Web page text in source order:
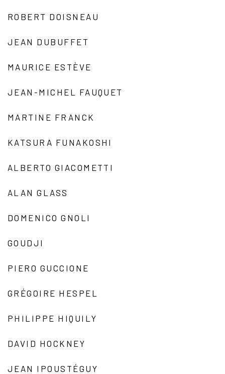
ROBERT DOISNEAU
JEAN DUBUFFET
MAURICE ESTÈVE
JEAN-MICHEL FAUQUET
MARTINE FRANCK
KATSURA FUNAKOSHI
ALBERTO GIACOMETTI
ALAN GLASS
DOMENICO GNOLI
GOUDJI
PIERO GUCCIONE
GRÉGOIRE HESPEL
PHILIPPE HIQUILY
DAVID HOCKNEY
JEAN IPOUSTÉGUY